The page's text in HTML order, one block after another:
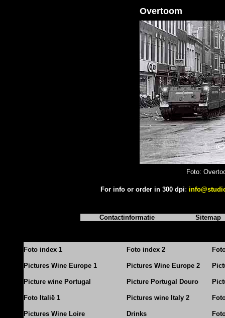
Overtoom
Foto:
For info or order in 300 dpi:
Contactinformatie Sitemap
Foto index 1 Foto index 2
Pictures Wine Europe 1 Pictures Wine Europe 2
Picture wine Portugal Picture Portugal Douro
Foto Italië 1 Pictures wine Italy 2
Pictures Wine Loire Drinks